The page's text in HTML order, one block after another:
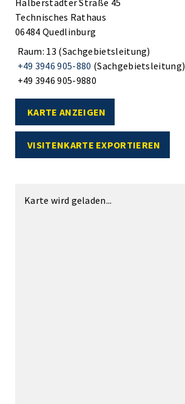
Halberstädter Straße 45
Technisches Rathaus
06484 Quedlinburg
Raum: 13 (Sachgebietsleitung)
+49 3946 905-880 (Sachgebietsleitung)
+49 3946 905-9880
KARTE ANZEIGEN
VISITENKARTE EXPORTIEREN
Karte wird geladen...